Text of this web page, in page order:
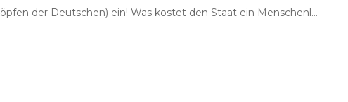
der Deutschen) ein! Was kostet den Staat ein Menschenl…